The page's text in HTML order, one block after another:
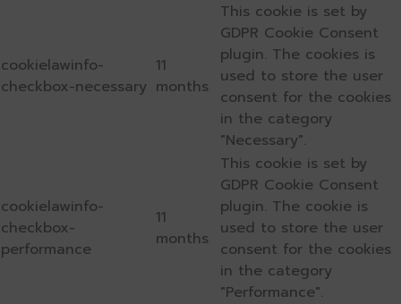
cookielawinfo-
checkbox-necessary
11
months
This cookie is set by
GDPR Cookie Consent
plugin. The cookies is
used to store the user
consent for the cookies
in the category
"Necessary".
cookielawinfo-
checkbox-
performance
11
months
This cookie is set by
GDPR Cookie Consent
plugin. The cookie is
used to store the user
consent for the cookies
in the category
"Performance".